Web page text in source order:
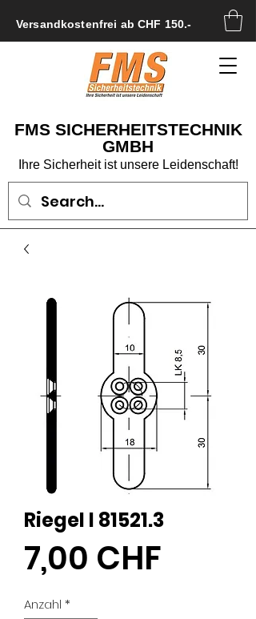
FMS SICHERHEITSTECHNIK
GMBH
Ihre Sicherheit ist unsere Leidenschaft!
Versandkostenfrei ab CHF 150.-
Riegel I 81521.3
7,00 CHF
Anzahl *